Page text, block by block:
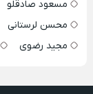
مسعود صادقلو
محسن لرستانی
مجید رضوی